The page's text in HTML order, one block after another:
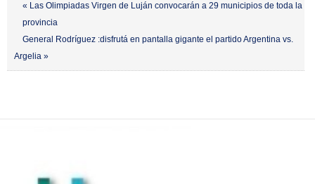
« Las Olimpiadas Virgen de Luján convocarán a 29 municipios de toda la
provincia
General Rodríguez :disfrutá en pantalla gigante el partido Argentina vs.
Argelia »